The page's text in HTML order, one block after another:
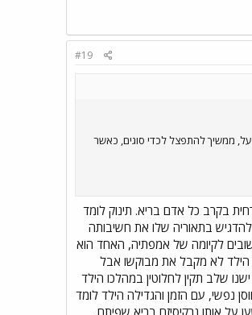
#19
על, ממשיך להתפצל לכדי סוגים, כאשר
בקרב כל אדם בריא. תינוק לומד
להדגיש בתאוריה שלו את חשיבותה
לקיומה של אמפתיה, האחד הוא
הילד לא מקבל את מבוקשו אבל
שלב תקין לחלוטין במהלכו הילד
נפשי, עם הזמן והגדילה הילד לומד
על אותו נרקיסיזם בריא שפיתח,